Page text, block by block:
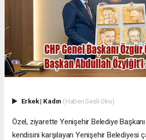
Erkek| Kadın (Haberi Sesli Oku)
Özel, ziyarette Yenişehir Belediye
kendisini karşılayan Yenişehir Belediyesi